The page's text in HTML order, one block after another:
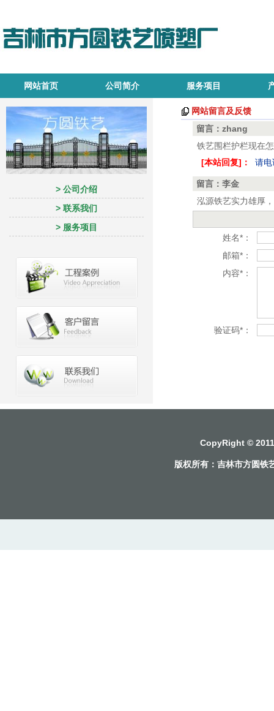
网站首页 公司简介 服务项目
> 公司介绍
> 联系我们
> 服务项目
网站留言及反馈
留言：zhang
铁艺围栏护栏现在
[本站回复]：
请电
留言：李金
泓源铁艺实力雄厚
姓名*：
邮箱*：
内容*：
验证码*：
CopyRight ©
版权所有： 吉林市方圆铁